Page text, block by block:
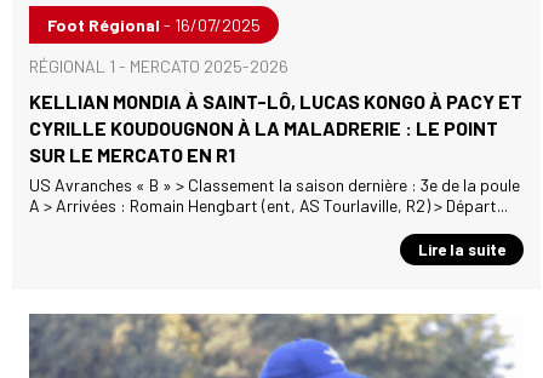
Foot Régional - 16/07/2025
RÉGIONAL 1 - MERCATO 2025-2026
KELLIAN MONDIA À SAINT-LÔ, LUCAS KONGO À PACY ET
CYRILLE KOUDOUGNON À LA MALADRERIE : LE POINT
SUR LE MERCATO EN R1
US Avranches « B » > Classement la saison dernière : 3e de la poule
A > Arrivées : Romain Hengbart (ent, AS Tourlaville, R2) > Départ...
Lire la suite